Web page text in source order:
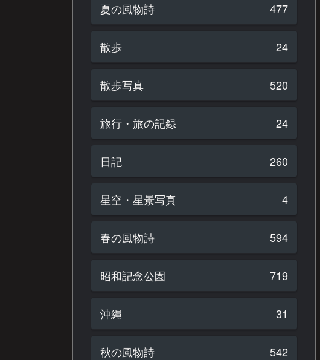
夏の風物詩 477
散歩 24
散歩写真 520
旅行・旅の記録 24
日記 260
星空・星景写真 4
春の風物詩 594
昭和記念公園 719
沖縄 31
秋の風物詩 542